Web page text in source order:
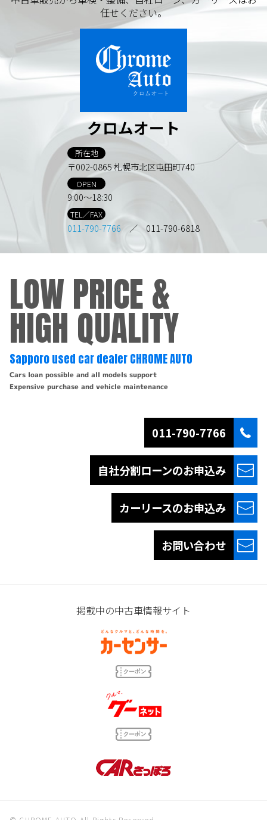
任せください。
クロムオート
所在地
〒002-0865 札幌市北区屯田町740
OPEN
9:00～18:30
TEL／FAX
011-790-7766 ／ 011-790-6818
LOW PRICE &
HIGH QUALITY
Sapporo used car dealer CHROME AUTO
Cars loan possible and all models support
Expensive purchase and vehicle maintenance
011-790-7766
自社分割ローンのお申込み
カーリースのお申込み
お問い合わせ
掲載中の中古車情報サイト